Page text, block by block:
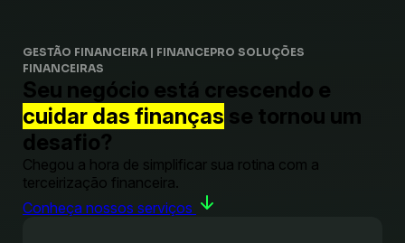
GESTÃO FINANCEIRA | FINANCEPRO SOLUÇÕES
FINANCEIRAS
Seu negócio está crescendo e
cuidar das finanças se tornou um
desafio?
Chegou a hora de simplificar sua rotina com a
terceirização financeira.
Conheça nossos serviços